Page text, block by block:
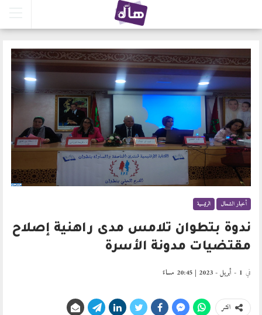
أخبار الشمال الرئيسية
ندوة بتطوان تلامس مدى راهنية إصلاح
مقتضيات مدونة الأسرة
في 1 - أبريل - 2023 | 20:45 مساءً
انشر